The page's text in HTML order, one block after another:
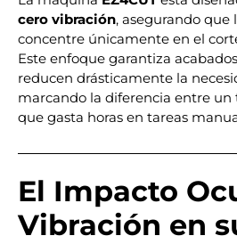
cero vibración, asegurando que
concentre únicamente en el
Este enfoque garantiza
reducen drásticamente la
marcando la diferencia entre
que gasta horas en tareas
El Impacto
Vibración en